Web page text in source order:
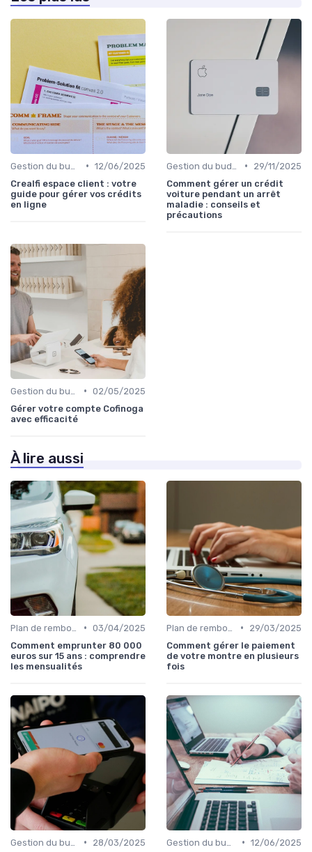
• 12/06/2025
Crealfi espace client : votre
guide pour gérer vos crédits
en ligne
•
29/11/2025
Comment gérer un crédit
voiture pendant un arrêt
maladie : conseils et
précautions
• 02/05/2025
Gérer votre compte Cofinoga
avec efficacité
À lire aussi
• 03/04/2025
Comment emprunter 80 000
euros sur 15 ans : comprendre
les mensualités
•
29/03/2025
Comment gérer le paiement
de votre montre en plusieurs
fois
•
28/03/2025
• 12/06/2025